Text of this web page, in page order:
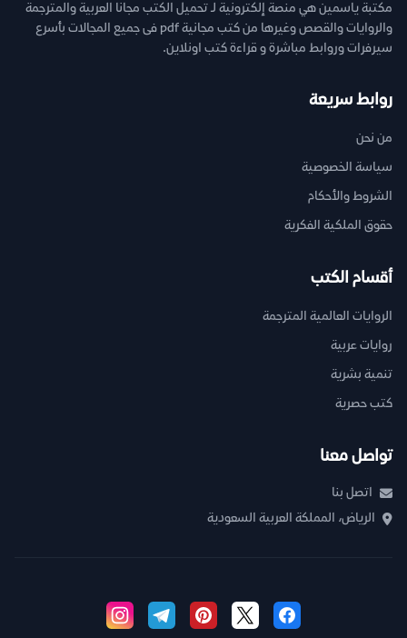
مكتبة ياسمين هي منصة إلكترونية لـ تحميل الكتب مجانا العربية والمترجمة
والروايات والقصص وغيرها من كتب مجانية pdf فى جميع المجالات بأسرع
سيرفرات وروابط مباشرة و قراءة كتب اونلاين.
روابط سريعة
من نحن
سياسة الخصوصية
الشروط والأحكام
حقوق الملكية الفكرية
أقسام الكتب
الروايات العالمية المترجمة
روايات عربية
تنمية بشرية
كتب حصرية
تواصل معنا
اتصل بنا
الرياض، المملكة العربية السعودية